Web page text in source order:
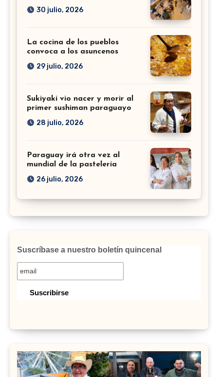
30 julio, 2026
La cocina de los pueblos
convoca a los asuncenos
29 julio, 2026
Sukiyaki vio nacer y morir al
primer sushiman paraguayo
28 julio, 2026
Paraguay irá otra vez al
mundial de la pastelería
26 julio, 2026
Suscríbase a nuestro boletín quincenal